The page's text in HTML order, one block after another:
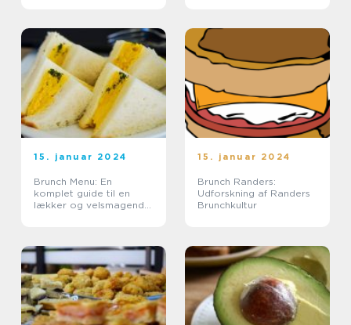
15. januar 2024
Brunch Menu: En
komplet guide til en
lækker og velsmagende
15. januar 2024
Brunch Randers:
Udforskning af Randers
Brunchkultur